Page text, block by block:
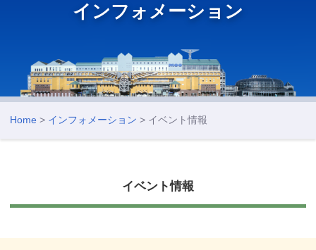
インフォメーション
Home > インフォメーション > イベント情報
イベント情報